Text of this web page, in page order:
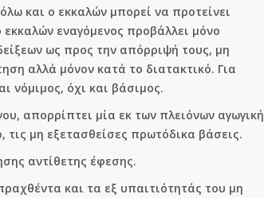
και ο εκκαλών μπορεί να προτείνει
εναγόμενος προβάλλει μόνο
ως προς την απόρριψή τους, μη
αλλά μόνον κατά το διατακτικό. Για
νόμιμος, όχι και βάσιμος.
απορρίπτει μία εκ των πλειόνων αγωγική
μη εξετασθείσες πρωτόδικα βάσεις.
αντίθετης έφεσης.
και τα εξ υπαιτιότητάς του μη